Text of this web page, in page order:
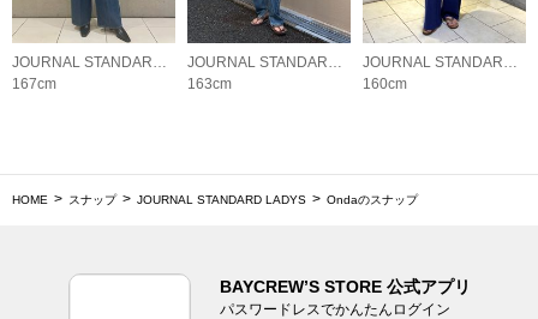
167cm
163cm
160cm
HOME スナップ JOURNAL STANDARD LADYS Ondaのスナップ
BAYCREW’S STORE 公式アプリ
パスワードレスでかんたんログイン